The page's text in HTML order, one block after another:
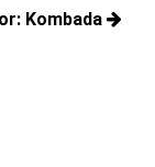
Kombada